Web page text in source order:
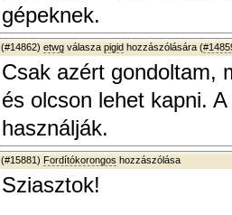
gépeknek.
(#14862) etwg válasza pigid hozzászólására (
Csak azért gondoltam,
és olcson lehet kapni.
használják.
(#15881) Fordítókorongos hozzászólása
Sziasztok!